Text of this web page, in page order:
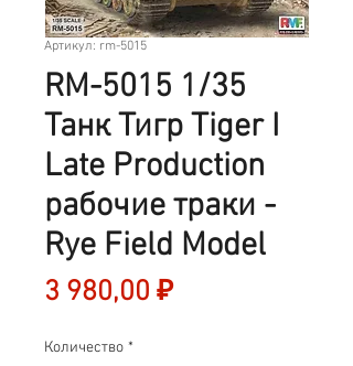
Артикул: rm-5015
RM-5015 1/35
Танк Тигр Tiger I
Late Production
рабочие траки -
Rye Field Model
3 980,00 ₽Цена
Количество *